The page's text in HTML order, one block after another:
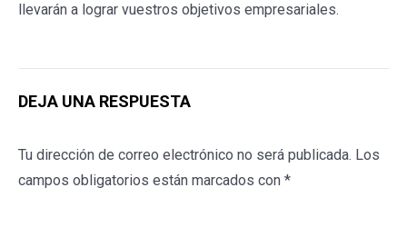
llevarán a lograr vuestros objetivos empresariales.
DEJA UNA RESPUESTA
Tu dirección de correo electrónico no será publicada. Los
campos obligatorios están marcados con *